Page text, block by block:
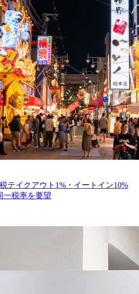
テイクアウト1%・イートイン10%
一税率を要望